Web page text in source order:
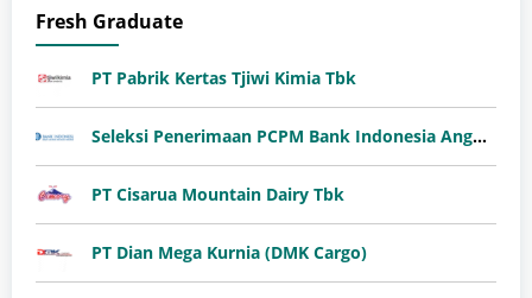
Fresh Graduate
PT Pabrik Kertas Tjiwi Kimia Tbk
Seleksi Penerimaan PCPM Bank Indonesia Angkatan 41
PT Cisarua Mountain Dairy Tbk
PT Dian Mega Kurnia (DMK Cargo)